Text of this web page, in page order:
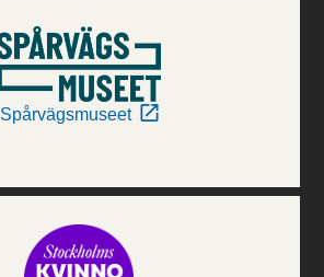
Spårvägsmuseet